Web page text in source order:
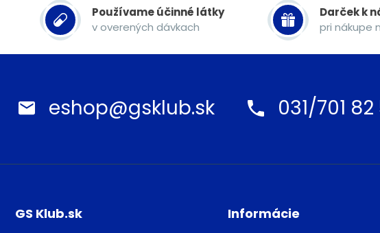
Používame účinné látky
v overených dávkach
Darček k
pri nákupe
eshop@gsklub.sk 031/701 82
GS Klub.sk Informácie